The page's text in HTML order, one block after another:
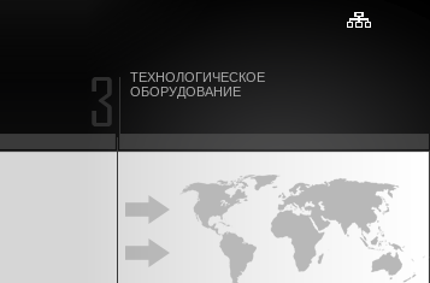
ТЕХНОЛОГИЧЕСКОЕ
ОБОРУДОВАНИЕ